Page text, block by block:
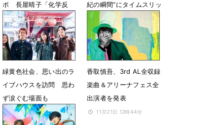
ボ 長屋晴子「化学反
応、面白さがきっとあ
る」（一問一答）
12月29日 21時16分
紀の瞬間”にタイムスリッ
プ!?
12月23日 15時49分
緑黄色社会、思い出のラ
イブハウスを訪問 思わ
ず涙ぐむ場面も
12月2日 23時42分
香取慎吾、3rd AL全収録
楽曲＆アリーナフェス全
出演者を発表
11月21日 12時44分